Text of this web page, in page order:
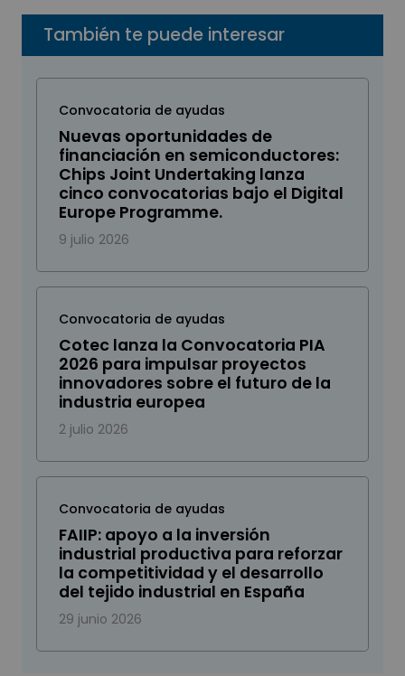
También te puede interesar
Convocatoria de ayudas
Nuevas oportunidades de
financiación en semiconductores:
Chips Joint Undertaking lanza
cinco convocatorias bajo el Digital
Europe Programme.
9 julio 2026
Convocatoria de ayudas
Cotec lanza la Convocatoria PIA
2026 para impulsar proyectos
innovadores sobre el futuro de la
industria europea
2 julio 2026
Convocatoria de ayudas
FAIIP: apoyo a la inversión
industrial productiva para reforzar
la competitividad y el desarrollo
del tejido industrial en España
29 junio 2026